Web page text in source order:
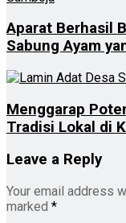
Aparat Berhasil
Sabung Ayam
Menggarap
Tradisi Lokal di
Leave a Reply
Your email address
marked *